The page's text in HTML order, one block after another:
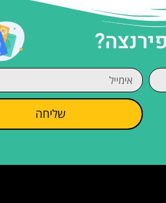
שליחה